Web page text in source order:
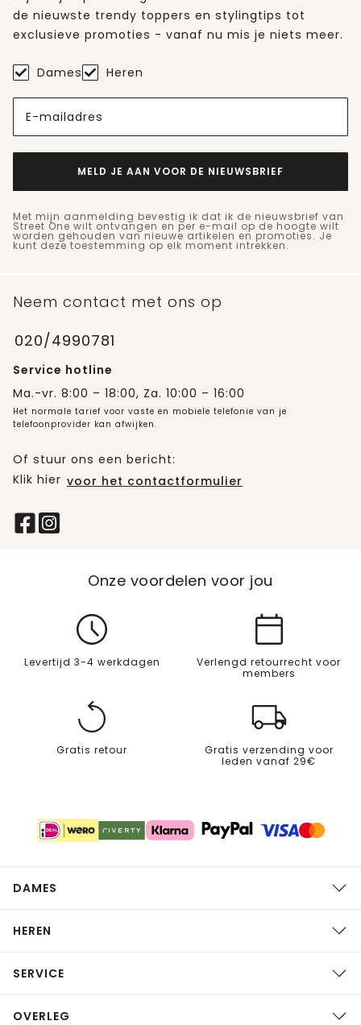
de nieuwste trendy toppers en stylingtips tot
exclusieve promoties - vanaf nu mis je niets meer.
Dames Heren
E-mailadres
MELD JE AAN VOOR DE NIEUWSBRIEF
Met mijn aanmelding bevestig ik dat ik de nieuwsbrief van
Street One wilt ontvangen en per e-mail op de hoogte wilt
worden gehouden van nieuwe artikelen en promoties. Je
kunt deze toestemming op elk moment intrekken.
Neem contact met ons op
020/4990781
Service hotline
Ma.-vr. 8:00 – 18:00, Za. 10:00 – 16:00
Het normale tarief voor vaste en mobiele telefonie van je
telefoonprovider kan afwijken.
Of stuur ons een bericht:
Klik hier voor het contactformulier
Onze voordelen voor jou
Levertijd 3-4 werkdagen
Verlengd retourrecht voor
members
Gratis retour
Gratis verzending voor
leden vanaf 29€
DAMES
HEREN
SERVICE
OVERLEG